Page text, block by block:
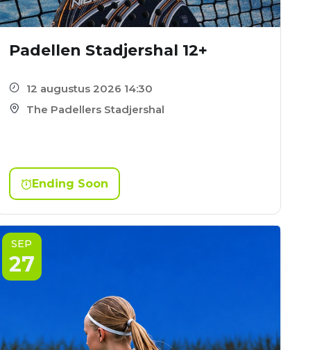
Padellen Stadjershal 12+
12 augustus 2026 14:30
The Padellers Stadjershal
Ending Soon
SEP
27